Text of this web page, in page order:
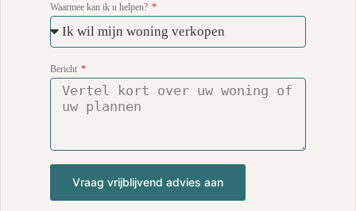
Waarmee kan ik u helpen?
Bericht
Vraag vrijblijvend advies aan